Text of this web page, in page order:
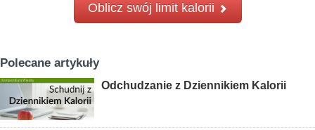
Oblicz swój limit kalorii
Polecane artykuły
Odchudzanie z Dziennikiem Kalorii